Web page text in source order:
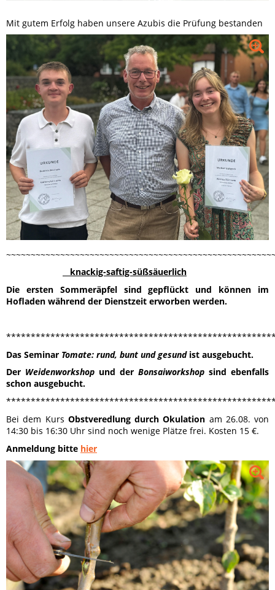
Mit gutem Erfolg haben unsere Azubis die Prüfung bestanden
knackig-saftig-süßsäuerlich
Die ersten Sommeräpfel sind gepflückt und können im
Hofladen während der Dienstzeit erworben werden.
Das Seminar Tomate: rund, bunt und gesundist ausgebucht.
Der Weidenworkshop und der Bonsaiworkshop sind ebenfalls
schon ausgebucht.
Bei dem Kurs Obstveredlung durch Okulation am 26.08. von
14:30 bis 16:30 Uhr sind noch wenige Plätze frei. Kosten 15 €.
Anmeldung bitte hier